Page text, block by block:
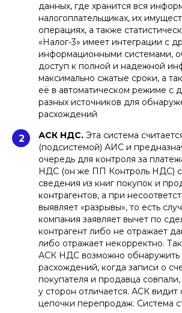
данных, где хранится вся
налогоплательщиках, их
операциях, а также
«Налог-3» имеет интеграции с
информационными системами,
доступ к полной и надежной
максимально сжатые сроки, а
её в автоматическом режиме с
разных источников для
расхождений
2 АСК НДС. Эта система
(подсистемой) АИС и
очередь для контроля за
НДС (он же ПП Контроль НДС)
сведения из книг покупок и
контрагентов, а при
выявляет «разрывы», то есть
компания заявляет вычет по
контрагент либо не отражает
либо отражает некорректно.
АСК НДС возможно обнаружить
расхождений, когда записи о
покупателя и продавца
у сторон отличается. АСК видит
цепочки перепродаж. Система